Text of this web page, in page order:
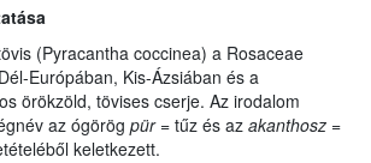
(Pyracantha coccinea) a Rosaceae
Európában, Kis-Ázsiában és a
örökzöld, tövises cserje. Az irodalom
az ógörög pür= tűz és az akanthosz =
keletkezett.